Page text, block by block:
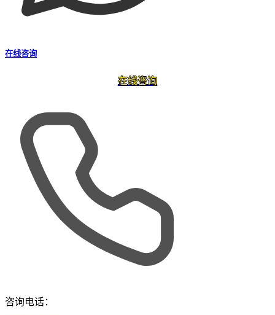
在线咨询
在线咨询
咨询电话：